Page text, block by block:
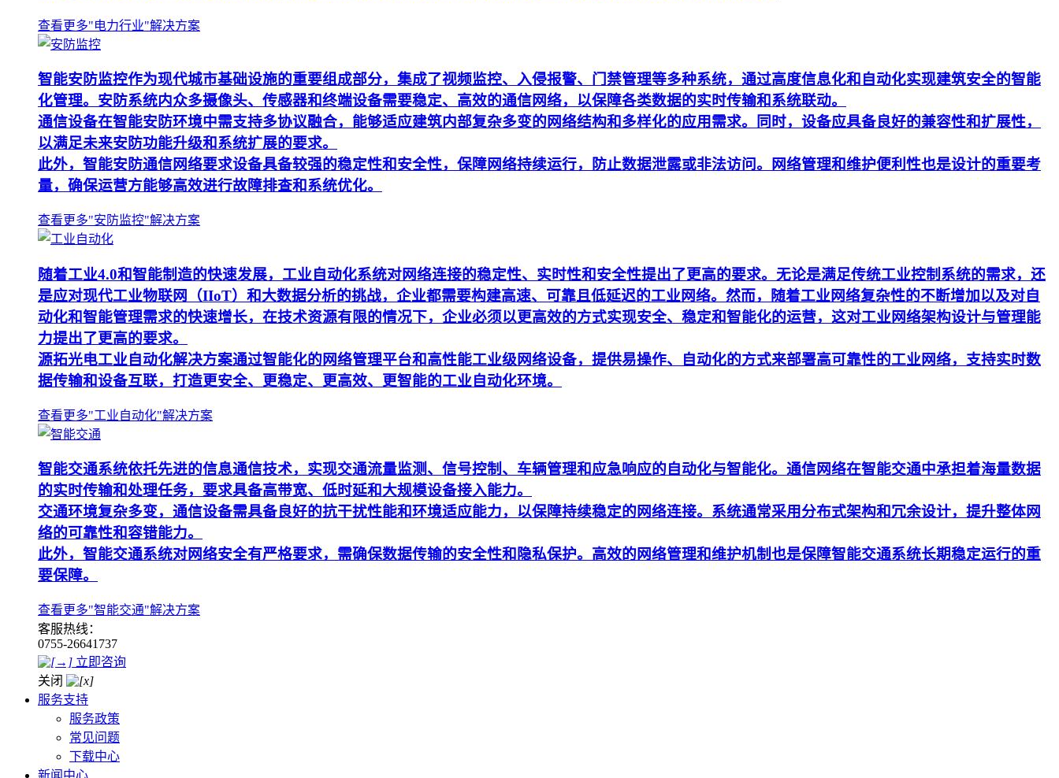
查看更多"电力行业"解决方案
智能安防监控作为现代城市基础设施的重要组成部分，集成了视频监控、入侵报警、门禁管理等多种系统，通过高度信息化和自动化实现建筑安全的智能
化管理。安防系统内众多摄像头、传感器和终端设备需要稳定、高效的通信网络，以保障各类数据的实时传输和系统联动。
通信设备在智能安防环境中需支持多协议融合，能够适应建筑内部复杂多变的网络结构和多样化的应用需求。同时，设备应具备良好的兼容性和扩展性，
以满足未来安防功能升级和系统扩展的要求。
此外，智能安防通信网络要求设备具备较强的稳定性和安全性，保障网络持续运行，防止数据泄露或非法访问。网络管理和维护便利性也是设计的重要考
量，确保运营方能够高效进行故障排查和系统优化。
查看更多"安防监控"解决方案
随着工业4.0和智能制造的快速发展，工业自动化系统对网络连接的稳定性、实时性和安全性提出了更高的要求。无论是满足传统工业控制系统的需求，还
是应对现代工业物联网（IIoT）和大数据分析的挑战，企业都需要构建高速、可靠且低延迟的工业网络。然而，随着工业网络复杂性的不断增加以及对自
动化和智能管理需求的快速增长，在技术资源有限的情况下，企业必须以更高效的方式实现安全、稳定和智能化的运营，这对工业网络架构设计与管理能
力提出了更高的要求。
源拓光电工业自动化解决方案通过智能化的网络管理平台和高性能工业级网络设备，提供易操作、自动化的方式来部署高可靠性的工业网络，支持实时数
据传输和设备互联，打造更安全、更稳定、更高效、更智能的工业自动化环境。
查看更多"工业自动化"解决方案
智能交通系统依托先进的信息通信技术，实现交通流量监测、信号控制、车辆管理和应急响应的自动化与智能化。通信网络在智能交通中承担着海量数据
的实时传输和处理任务，要求具备高带宽、低时延和大规模设备接入能力。
交通环境复杂多变，通信设备需具备良好的抗干扰性能和环境适应能力，以保障持续稳定的网络连接。系统通常采用分布式架构和冗余设计，提升整体网
络的可靠性和容错能力。
此外，智能交通系统对网络安全有严格要求，需确保数据传输的安全性和隐私保护。高效的网络管理和维护机制也是保障智能交通系统长期稳定运行的重
要保障。
查看更多"智能交通"解决方案
客服热线：
0755-26641737
立即咨询
关闭
服务支持
服务政策
常见问题
下载中心
新闻中心